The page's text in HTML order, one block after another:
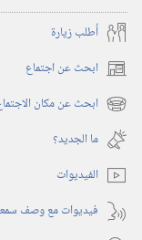
أُطلب زيارة
ابحث عن اجتماع (يفتح
نافذة ابحث عن مكان (يفتح
نافذة
جديدة)
ما الجديد؟‏
الفيديوات
فيديوات مع وصف